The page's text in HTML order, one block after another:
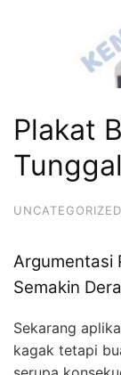
Plakat
UNCATEGORIZED
Argumentasi
Semakin
Sekarang
kagak tetapi